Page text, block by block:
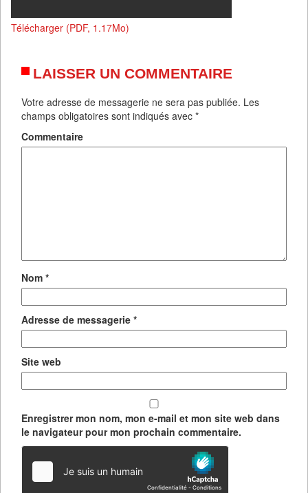
Télécharger (PDF, 1.17Mo)
LAISSER UN COMMENTAIRE
Votre adresse de messagerie ne sera pas publiée. Les
champs obligatoires sont indiqués avec *
Commentaire
Nom *
Adresse de messagerie *
Site web
Enregistrer mon nom, mon e-mail et mon site web dans
le navigateur pour mon prochain commentaire.